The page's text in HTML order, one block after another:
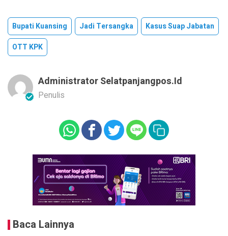
Bupati Kuansing Jadi Tersangka
Kasus Suap Jabatan
OTT KPK
Administrator Selatpanjangpos.id
Penulis
Baca Lainnya